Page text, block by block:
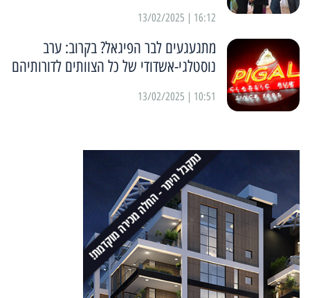
16:12 | 13/02/2025
מתגעגעים לבר הפיגאל? בקרוב: ערב
נוסטלגי-אשדודי של כל הצוותים לדורותיהם
10:51 | 13/02/2025